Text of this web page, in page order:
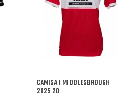
CAMISA I MIDDLESBROUGH
2025 20